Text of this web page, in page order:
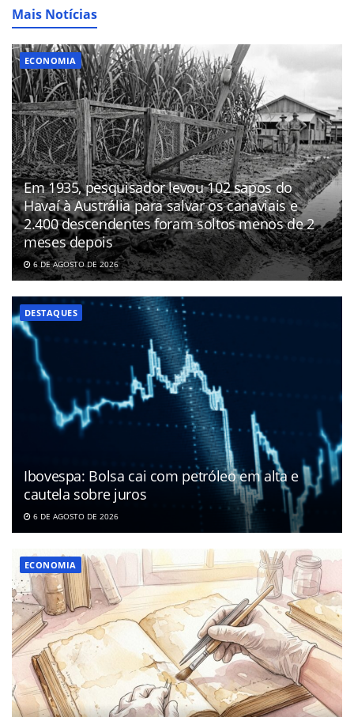
Mais Notícias
ECONOMIA
Em 1935, pesquisador levou 102 sapos do
Havaí à Austrália para salvar os canaviais e
2.400 descendentes foram soltos menos de 2
meses depois
6 DE AGOSTO DE 2026
DESTAQUES
Ibovespa: Bolsa cai com petróleo em alta e
cautela sobre juros
6 DE AGOSTO DE 2026
ECONOMIA